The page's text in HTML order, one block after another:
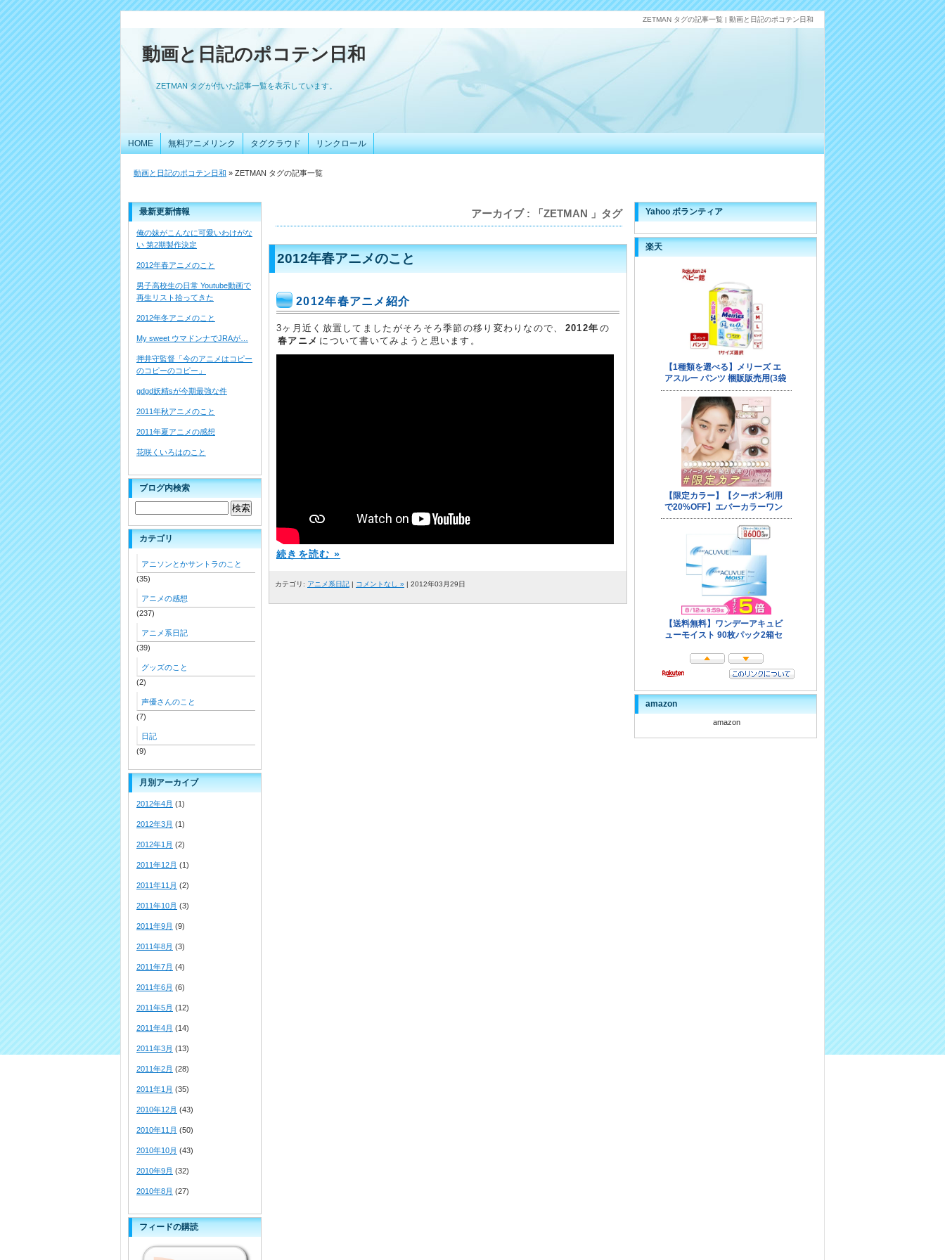
ZETMAN タグの記事一覧 | 動画と日記のポコテン日和
動画と日記のポコテン日和
ZETMAN タグが付いた記事一覧を表示しています。
動画と日記のポコテン日和 » ZETMAN タグの記事一覧
アーカイブ : 「ZETMAN 」タグ
2012年春アニメのこと
2012年春アニメ紹介
3ヶ月近く放置してましたがそろそろ季節の移り変わりなので、 2012年 の
春アニメ について書いてみようと思います。
続きを読む »
カテゴリ: アニメ系日記 | コメントなし » | 2012年03月29日
最新更新情報
俺の妹がこんなに可愛いわけがな
い 第2期製作決定
2012年春アニメのこと
男子高校生の日常 Youtube動画で
再生リスト拾ってきた
2012年冬アニメのこと
My sweet ウマドンナでJRAが…
押井守監督「今のアニメはコピー
のコピーのコピー」
gdgd妖精sが今期最強な件
2011年秋アニメのこと
2011年夏アニメの感想
花咲くいろはのこと
ブログ内検索
カテゴリ
アニソンとかサントラのこと
(35)
アニメの感想
(237)
アニメ系日記
(39)
グッズのこと
(2)
声優さんのこと
(7)
日記
(9)
月別アーカイブ
2012年4月 (1)
2012年3月 (1)
2012年1月 (2)
2011年12月 (1)
2011年11月 (2)
2011年10月 (3)
2011年9月 (9)
2011年8月 (3)
2011年7月 (4)
2011年6月 (6)
2011年5月 (12)
2011年4月 (14)
2011年3月 (13)
2011年2月 (28)
2011年1月 (35)
2010年12月 (43)
2010年11月 (50)
2010年10月 (43)
2010年9月 (32)
2010年8月 (27)
フィードの購読
Yahoo ボランティア
楽天
amazon
amazon
HOME 無料アニメリンク タグクラウド リンクロール